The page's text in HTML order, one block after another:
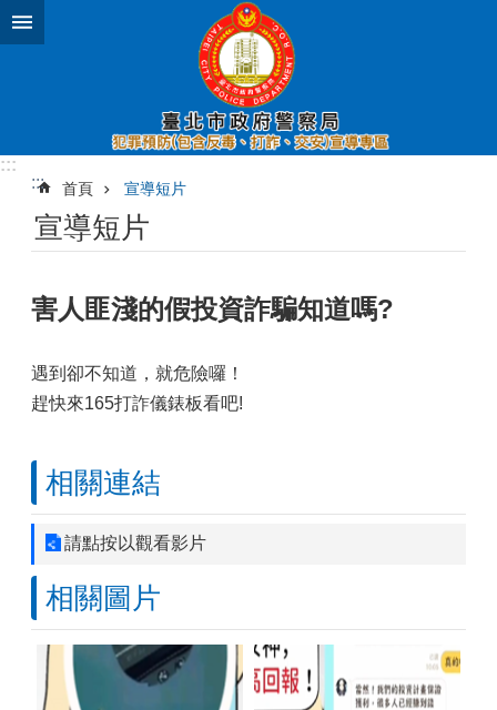
跳到主要內容區塊
:::
:::
首頁 宣導短片
宣導短片
害人匪淺的假投資詐騙知道嗎?
遇到卻不知道，就危險囉！
趕快來165打詐儀錶板看吧!
相關連結
請點按以觀看影片
相關圖片